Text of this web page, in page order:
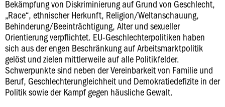
Bekämpfung von Diskriminierung auf Grund von Geschlecht,
„Race“, ethnischer Herkunft, Religion/Weltanschauung,
Behinderung/Beeinträchtigung, Alter und sexueller
Orientierung verpflichtet. EU-Geschlechterpolitiken haben
sich aus der engen Beschränkung auf Arbeitsmarktpolitik
gelöst und zielen mittlerweile auf alle Politikfelder.
Schwerpunkte sind neben der Vereinbarkeit von Familie und
Beruf, Geschlechterungleichheit und Demokratiedefizite in der
Politik sowie der Kampf gegen häusliche Gewalt.